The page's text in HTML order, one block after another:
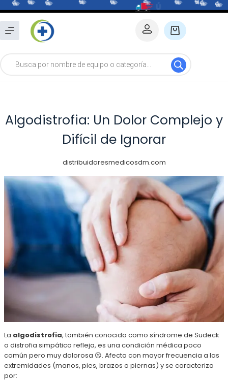
Saltar
al
contenido
Carro
compra
Algodistrofia: Un Dolor Complejo y
Difícil de Ignorar
distribuidoresmedicosdm.com
La algodistrofia, también conocida como síndrome de Sudeck
o distrofia simpático refleja, es una condición médica poco
común pero muy dolorosa 😣. Afecta con mayor frecuencia a las
extremidades (manos, pies, brazos o piernas) y se caracteriza
por: